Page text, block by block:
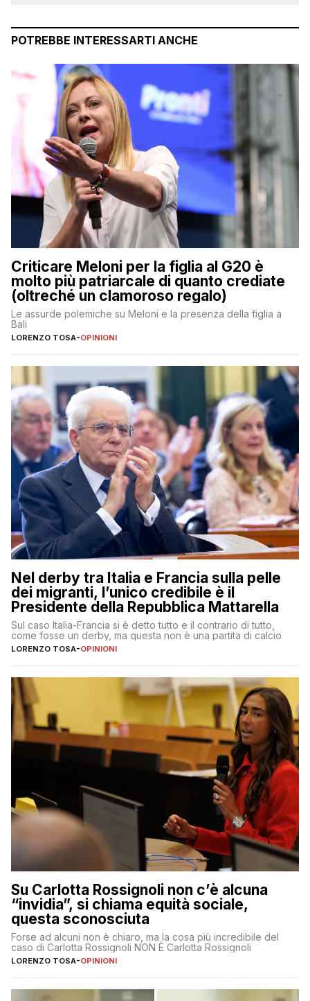
POTREBBE INTERESSARTI ANCHE
Criticare Meloni per la figlia al G20 è
molto più patriarcale di quanto crediate
(oltreché un clamoroso regalo)
Le assurde polemiche su Meloni e la presenza della figlia a
Bali
LORENZO TOSA-OPINIONI
Nel derby tra Italia e Francia sulla pelle
dei migranti, l’unico credibile è il
Presidente della Repubblica Mattarella
Sul caso Italia-Francia si è detto tutto e il contrario di tutto,
come fosse un derby, ma questa non è una partita di calcio
LORENZO TOSA-OPINIONI
Su Carlotta Rossignoli non c’è alcuna
“invidia”, si chiama equità sociale,
questa sconosciuta
Forse ad alcuni non è chiaro, ma la cosa più incredibile del
caso di Carlotta Rossignoli NON È Carlotta Rossignoli
LORENZO TOSA-OPINIONI